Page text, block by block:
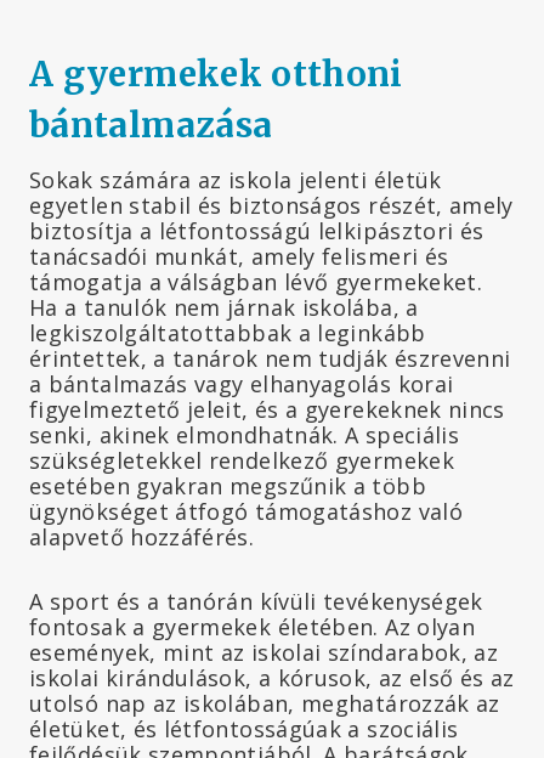
A gyermekek otthoni
bántalmazása
Sokak számára az iskola jelenti életük
egyetlen stabil és biztonságos részét, amely
biztosítja a létfontosságú lelkipásztori és
tanácsadói munkát, amely felismeri és
támogatja a válságban lévő gyermekeket.
Ha a tanulók nem járnak iskolába, a
legkiszolgáltatottabbak a leginkább
érintettek, a tanárok nem tudják észrevenni
a bántalmazás vagy elhanyagolás korai
figyelmeztető jeleit, és a gyerekeknek nincs
senki, akinek elmondhatnák. A speciális
szükségletekkel rendelkező gyermekek
esetében gyakran megszűnik a több
ügynökséget átfogó támogatáshoz való
alapvető hozzáférés.
A sport és a tanórán kívüli tevékenységek
fontosak a gyermekek életében. Az olyan
események, mint az iskolai színdarabok, az
iskolai kirándulások, a kórusok, az első és az
utolsó nap az iskolában, meghatározzák az
életüket, és létfontosságúak a szociális